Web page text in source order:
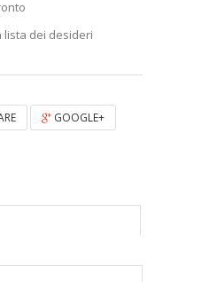
lista dei desideri
GOOGLE+